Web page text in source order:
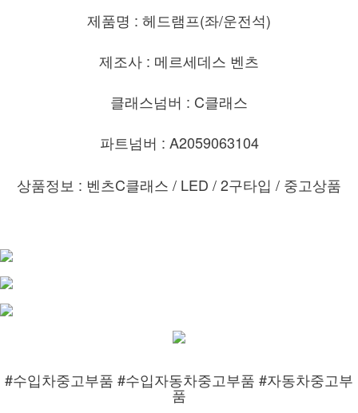
제품명 : 헤드램프(좌/운전석)
제조사 : 메르세데스 벤츠
클래스넘버 : C클래스
파트넘버 : A2059063104
상품정보 : 벤츠C클래스 / LED / 2구타입 / 중고상품
#수입차중고부품 #수입자동차중고부품 #자동차중고부
품